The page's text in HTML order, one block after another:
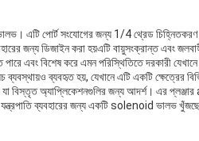
এটি পোর্ট সংযোগের জন্য 1/4 থ্রেড
জন্য ডিজাইন করা হয়এটি বায়ুসংক্রান্ত এবং
বিশেষ করে এমন পরিস্থিতিতে দরকারী যেখানে
ব্যবহৃত হয়, যেখানে এটি একটি ক্ষেত্রের
অ্যাপ্লিকেশনগুলির জন্য আদর্শ। এর
যন্ত্রপাতি ব্যবহারের জন্য একটি solenoid ভালভ